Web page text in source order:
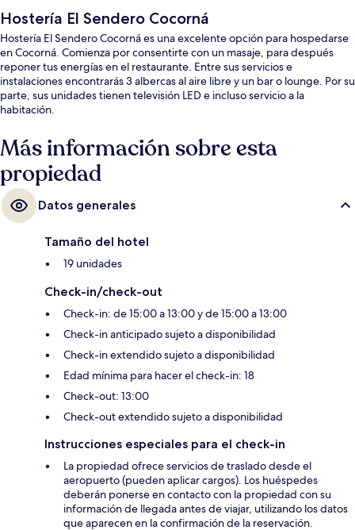
Hostería El Sendero Cocorná
Hostería El Sendero Cocorná es una excelente opción para hospedarse
en Cocorná. Comienza por consentirte con un masaje, para después
reponer tus energías en el restaurante. Entre sus servicios e
instalaciones encontrarás 3 albercas al aire libre y un bar o lounge. Por su
parte, sus unidades tienen televisión LED e incluso servicio a la
habitación.
Más información sobre esta
propiedad
Datos generales
Tamaño del hotel
19 unidades
Check-in/check-out
Check-in: de 15:00 a 13:00 y de 15:00 a 13:00
Check-in anticipado sujeto a disponibilidad
Check-in extendido sujeto a disponibilidad
Edad mínima para hacer el check-in: 18
Check-out: 13:00
Check-out extendido sujeto a disponibilidad
Instrucciones especiales para el check-in
La propiedad ofrece servicios de traslado desde el
aeropuerto (pueden aplicar cargos). Los huéspedes
deberán ponerse en contacto con la propiedad con su
información de llegada antes de viajar, utilizando los datos
que aparecen en la confirmación de la reservación.